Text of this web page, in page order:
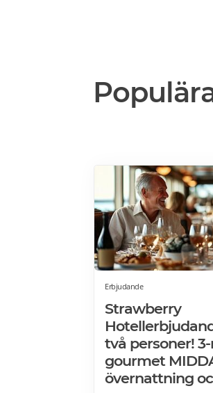
Erbjudande
Strawberry
två personer!
gourmet
övernattning